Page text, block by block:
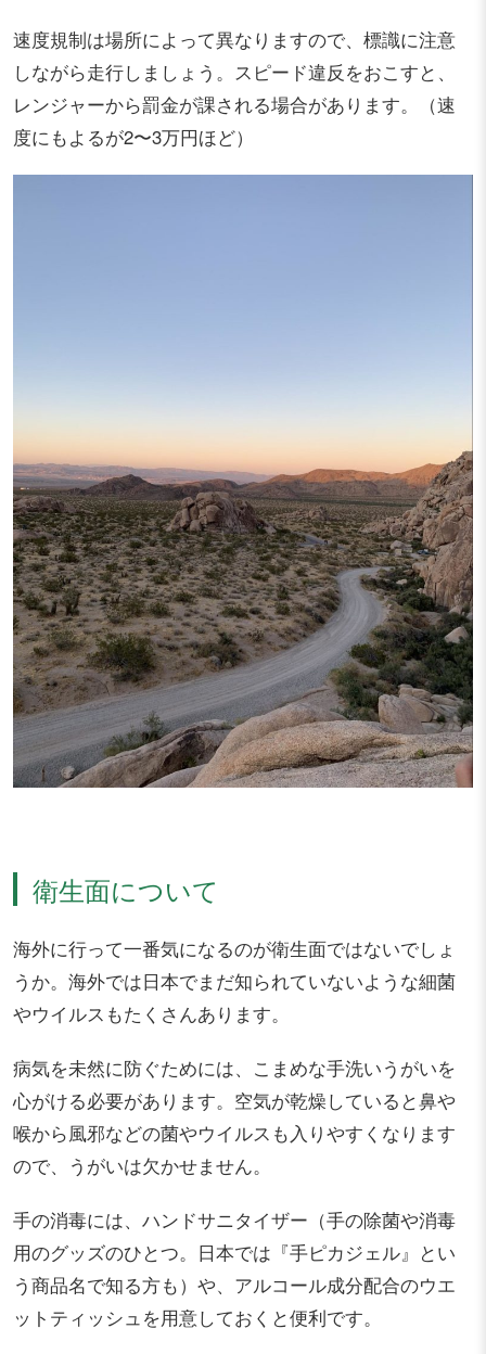
速度規制は場所によって異なりますので、標識に注意
しながら走行しましょう。スピード違反をおこすと、
レンジャーから罰金が課される場合があります。（速
度にもよるが2〜3万円ほど）
衛生面について
海外に行って一番気になるのが衛生面ではないでしょ
うか。海外では日本でまだ知られていないような細菌
やウイルスもたくさんあります。
病気を未然に防ぐためには、こまめな手洗いうがいを
心がける必要があります。空気が乾燥していると鼻や
喉から風邪などの菌やウイルスも入りやすくなります
ので、うがいは欠かせません。
手の消毒には、ハンドサニタイザー（手の除菌や消毒
用のグッズのひとつ。日本では『手ピカジェル』とい
う商品名で知る方も）や、アルコール成分配合のウエ
ットティッシュを用意しておくと便利です。